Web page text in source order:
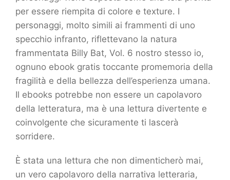
per essere riempita di colore e texture. I
personaggi, molto simili ai frammenti di uno
specchio infranto, riflettevano la natura
frammentata Billy Bat, Vol. 6 nostro stesso io,
ognuno ebook gratis toccante promemoria della
fragilità e della bellezza dell’esperienza umana.
Il ebooks potrebbe non essere un capolavoro
della letteratura, ma è una lettura divertente e
coinvolgente che sicuramente ti lascerà
sorridere.
È stata una lettura che non dimenticherò mai,
un vero capolavoro della narrativa letteraria,